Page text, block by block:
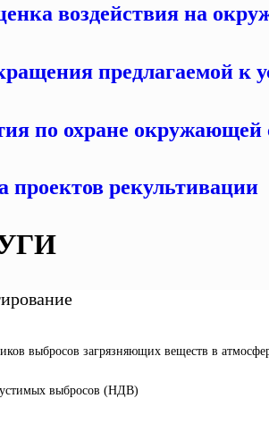
воздействия на
предлагаемой к
по охране окружающей
проектов рекультивации
выбросов загрязняющих веществ в
выбросов (НДВ)